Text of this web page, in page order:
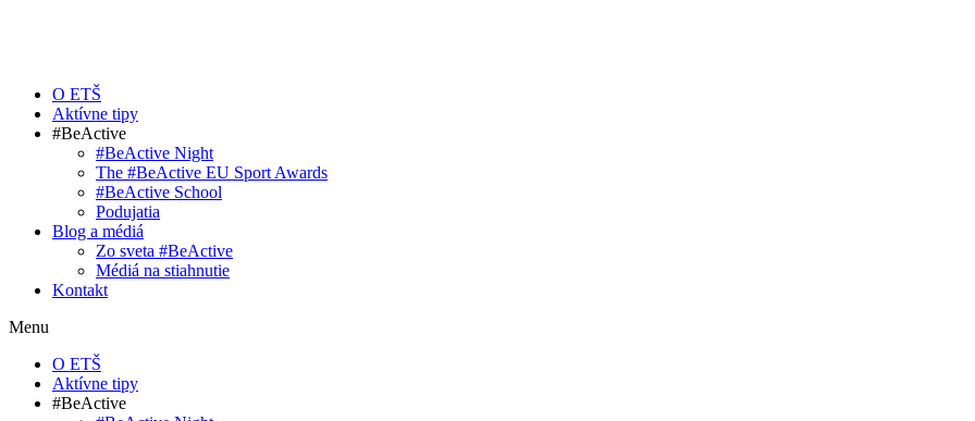
O ETŠ
Aktívne tipy
#BeActive
#BeActive Night
The #BeActive EU Sport Awards
#BeActive School
Podujatia
Blog a médiá
Zo sveta #BeActive
Médiá na stiahnutie
Kontakt
Menu
O ETŠ
Aktívne tipy
#BeActive